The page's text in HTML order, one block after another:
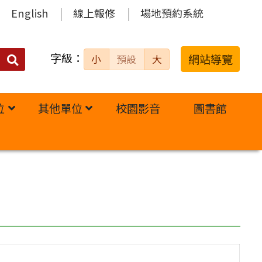
English 線上報修 場地預約系統
搜
字級： 小 預設 大 網站導覽
其他單位 校園影音 圖書館